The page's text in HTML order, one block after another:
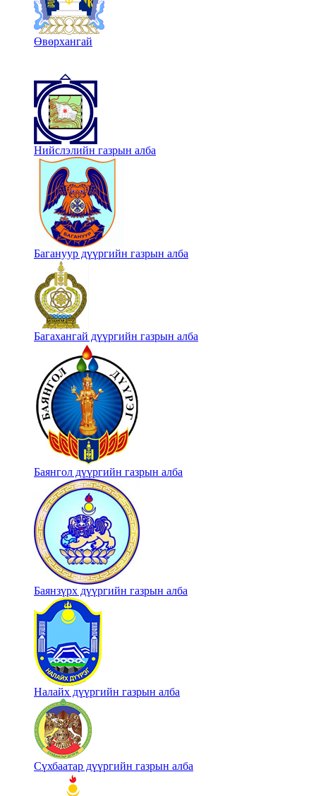
Өвөрхангай
Нийслэлийн газрын алба
Багануур дүүргийн газрын алба
Багахангай дүүргийн газрын алба
Баянгол дүүргийн газрын алба
Баянзүрх дүүргийн газрын алба
Налайх дүүргийн газрын алба
Сүхбаатар дүүргийн газрын алба